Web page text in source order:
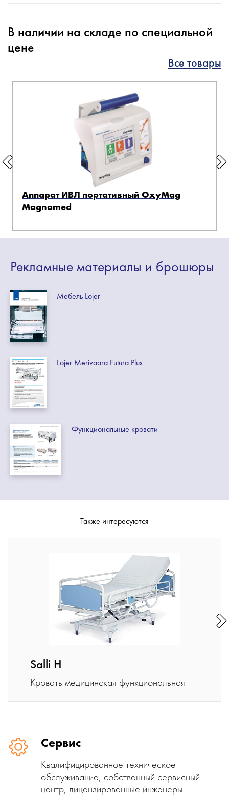
В наличии на складе по специальной
цене
Все товары
Аппарат ИВЛ портативный OxyMag
Magnamed
Рекламные материалы и брошюры
Мебель Lojer
Lojer Merivaara Futura Plus
Функциональные кровати
Также интересуются
Salli H
Кровать медицинская функциональная
Сервис
Квалифицированное техническое
обслуживание, собственный сервисный
центр, лицензированные инженеры